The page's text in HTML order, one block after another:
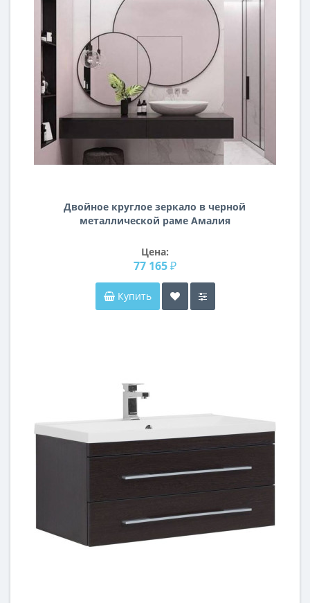
Двойное круглое зеркало в черной
металлической раме Амалия
Цена:
77 165 ₽
Купить